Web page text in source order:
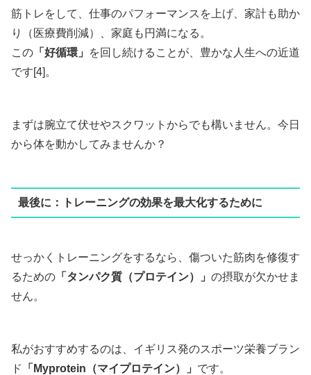
筋トレをして、仕事のパフォーマンスを上げ、家計も助か
り（医療費削減）、家庭も円満になる。
この 「好循環」
を回し続けることが、豊かな人生への近道
です[4]。
まずは腕立て伏せやスクワットからでも構いません。今日
から体を動かしてみませんか？
最後に：トレーニングの効果を最大化するために
せっかくトレーニングをするなら、傷ついた筋肉を修復す
るための 「タンパク質（プロテイン）」 の摂取が欠かせま
せん。
私がおすすめするのは、イギリス発のスポーツ栄養ブラン
ド
「Myprotein（マイプロテイン）」 です。